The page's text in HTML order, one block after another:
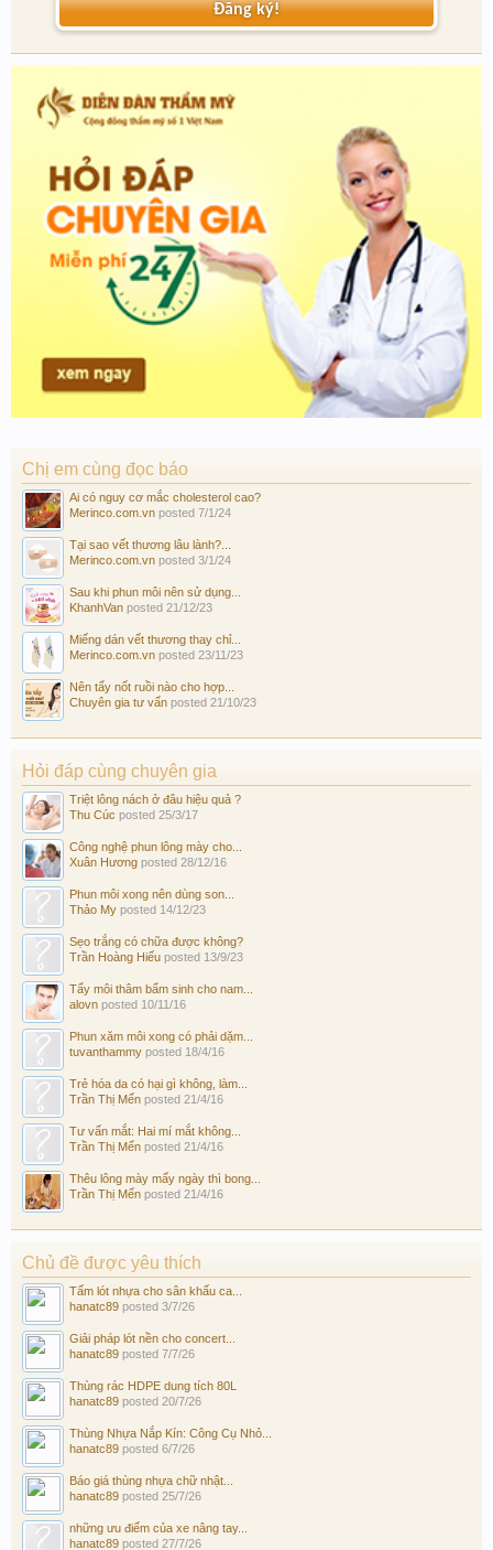
Đăng ký!
Chị em cùng đọc báo
Ai có nguy cơ mắc cholesterol cao?
Merinco.com.vn posted 7/1/24
Tại sao vết thương lâu lành?...
Merinco.com.vn posted 3/1/24
Sau khi phun môi nên sử dụng...
KhanhVan posted 21/12/23
Miếng dán vết thương thay chỉ...
Merinco.com.vn posted 23/11/23
Nên tẩy nốt ruồi nào cho hợp...
Chuyên gia tư vấn posted 21/10/23
Hỏi đáp cùng chuyên gia
Triệt lông nách ở đâu hiệu quả ?
Thu Cúc posted 25/3/17
Công nghệ phun lông mày cho...
Xuân Hương posted 28/12/16
Phun môi xong nên dùng son...
Thảo My posted 14/12/23
Sẹo trắng có chữa được không?
Trần Hoàng Hiếu posted 13/9/23
Tẩy môi thâm bẩm sinh cho nam...
alovn posted 10/11/16
Phun xăm môi xong có phải dặm...
tuvanthammy posted 18/4/16
Trẻ hóa da có hại gì không, làm...
Trần Thị Mến posted 21/4/16
Tư vấn mắt: Hai mí mắt không...
Trần Thị Mến posted 21/4/16
Thêu lông mày mấy ngày thì bong...
Trần Thị Mến posted 21/4/16
Chủ đề được yêu thích
Tấm lót nhựa cho sân khấu ca...
hanatc89 posted 3/7/26
Giải pháp lót nền cho concert...
hanatc89 posted 7/7/26
Thùng rác HDPE dung tích 80L
hanatc89 posted 20/7/26
Thùng Nhựa Nắp Kín: Công Cụ Nhỏ...
hanatc89 posted 6/7/26
Báo giá thùng nhựa chữ nhật...
hanatc89 posted 25/7/26
những ưu điểm của xe nâng tay...
hanatc89 posted 27/7/26